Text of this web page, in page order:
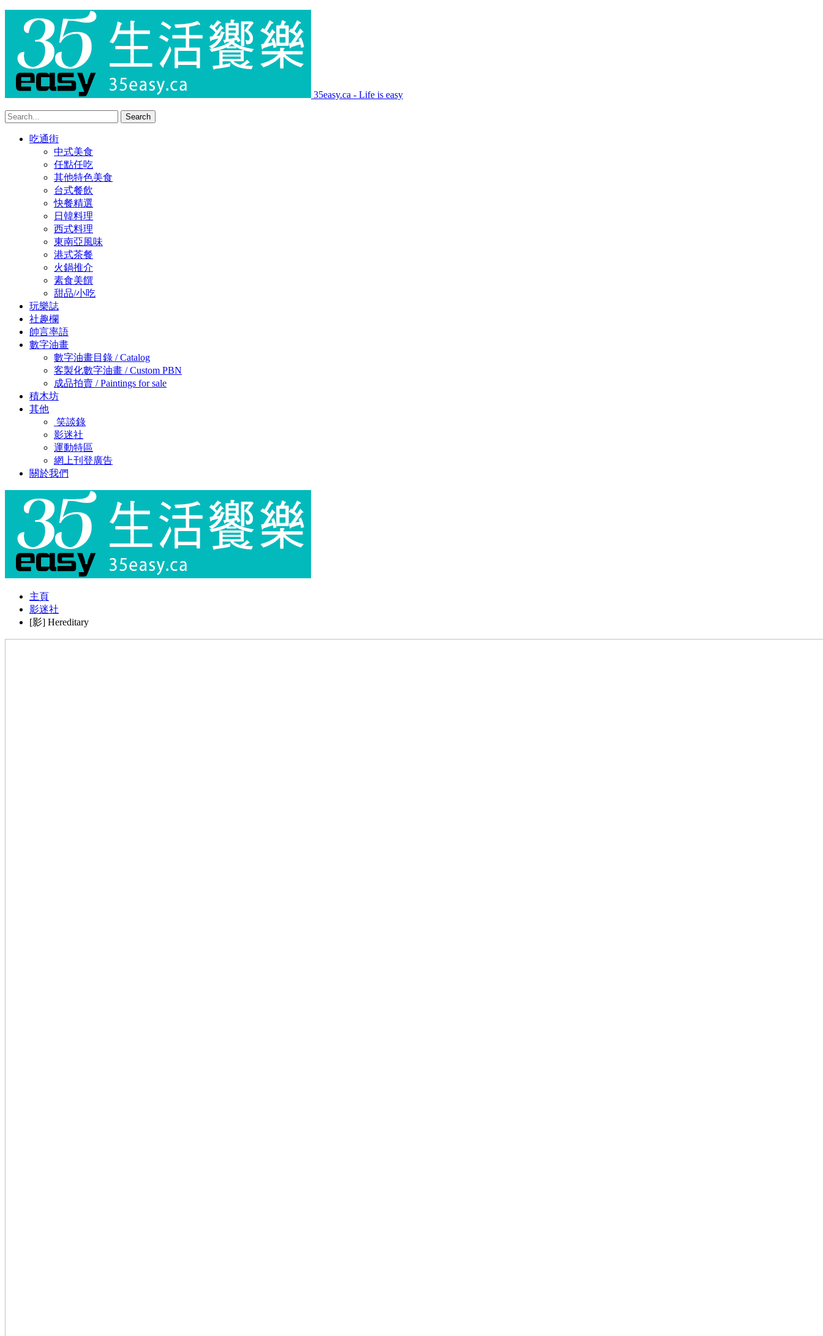
35easy.ca - Life is easy
吃通街
中式美食
任點任吃
其他特色美食
台式餐飲
快餐精選
日韓料理
西式料理
東南亞風味
港式茶餐
火鍋推介
素食美饌
甜品/小吃
玩樂誌
社趣欄
帥言率語
數字油畫
數字油畫目錄 / Catalog
客製化數字油畫 / Custom PBN
成品拍賣 / Paintings for sale
積木坊
其他
笑談錄
影迷社
運動特區
網上刊登廣告
關於我們
主頁
影迷社
[影] Hereditary